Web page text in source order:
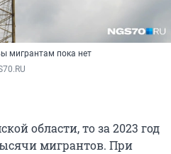
мигрантам пока нет
области, то за 2023 год
мигрантов. При